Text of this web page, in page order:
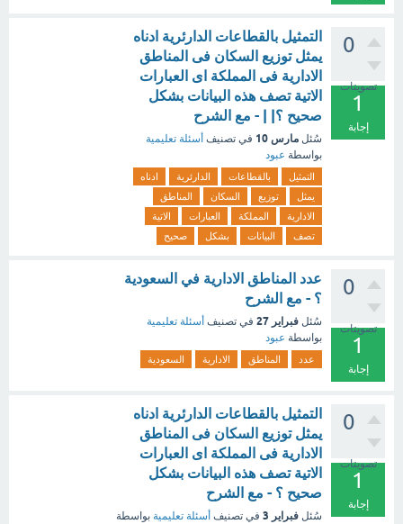
0
تصويتات
1
إجابة
التمثيل بالقطاعات الدارئرية ادناه
يمثل توزيع السكان فى المناطق
الادارية فى المملكة اى العبارات
الاتية تصف هذه البيانات بشكل
صحيح ؟| | - مع الشرح
سُئل مارس 10 في تصنيف أسئلة تعليمية
بواسطة عبود
التمثيل بالقطاعات الدارئرية
ادناه
يمثل
توزيع السكان
المناطق
الادارية
المملكة العبارات
الاتية
تصف
البيانات بشكل صحيح
0
تصويتات
1
إجابة
عدد المناطق الادارية في السعودية
؟ - مع الشرح
سُئل فبراير 27 في تصنيف أسئلة تعليمية
بواسطة عبود
عدد المناطق الادارية السعودية
0
تصويتات
1
إجابة
التمثيل بالقطاعات الدارئرية ادناه
يمثل توزيع السكان فى المناطق
الادارية فى المملكة اى العبارات
الاتية تصف هذه البيانات بشكل
صحيح ؟ - مع الشرح
سُئل فبراير 3 في تصنيف أسئلة تعليمية بواسطة